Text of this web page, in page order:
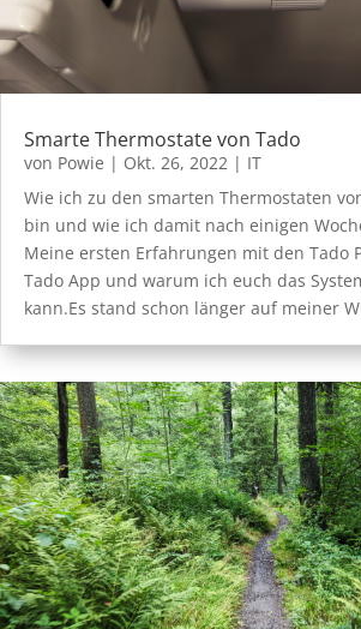
Smarte Thermostate von Tado
von Powie | Okt. 26, 2022 | IT
Wie ich zu den smarten Thermostaten
bin und wie ich damit nach einigen
Meine ersten Erfahrungen mit den Tado
Tado App und warum ich euch das
kann.Es stand schon länger auf meiner